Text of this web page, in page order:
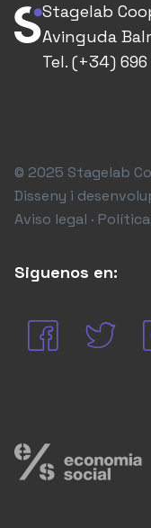
Stagelab
Avinguda
Tel. (+34)
© 2025 Stagelab
Disseny i
Aviso legal ·
Siguenos en: